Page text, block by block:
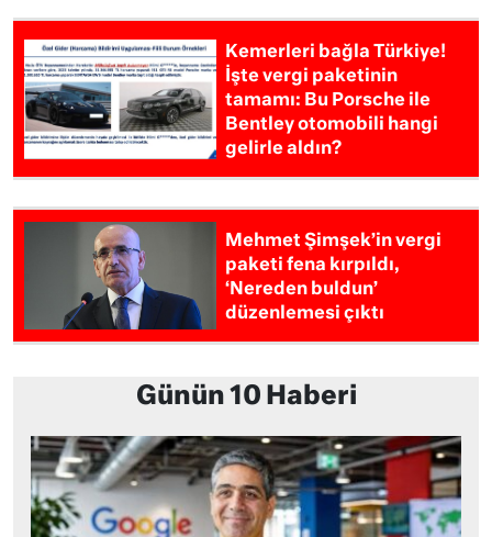
Kemerleri bağla Türkiye!
İşte vergi paketinin
tamamı: Bu Porsche ile
Bentley otomobili hangi
gelirle aldın?
Mehmet Şimşek’in vergi
paketi fena kırpıldı,
‘Nereden buldun’
düzenlemesi çıktı
Günün 10 Haberi